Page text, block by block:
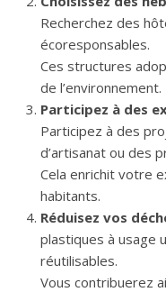
Recherchez des
écoresponsables.
Ces structures
de l’environnement.
Participez à des
Participez à des
d’artisanat ou des
Cela enrichit votre
habitants.
Réduisez vos
plastiques à usage
réutilisables.
Vous contribuerez